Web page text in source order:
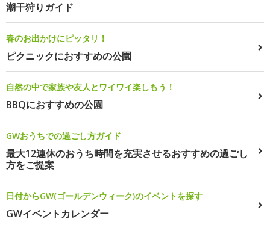
潮干狩りガイド
春のお出かけにピッタリ！
ピクニックにおすすめの公園
自然の中で家族や友人とワイワイ楽しもう！
BBQにおすすめの公園
GWおうちでの過ごし方ガイド
最大12連休のおうち時間を充実させるおすすめの過ごし
方をご提案
日付からGW(ゴールデンウィーク)のイベントを探す
GWイベントカレンダー